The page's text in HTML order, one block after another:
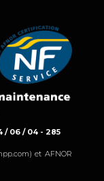
/ 06 / 04 - 285
et AFNOR